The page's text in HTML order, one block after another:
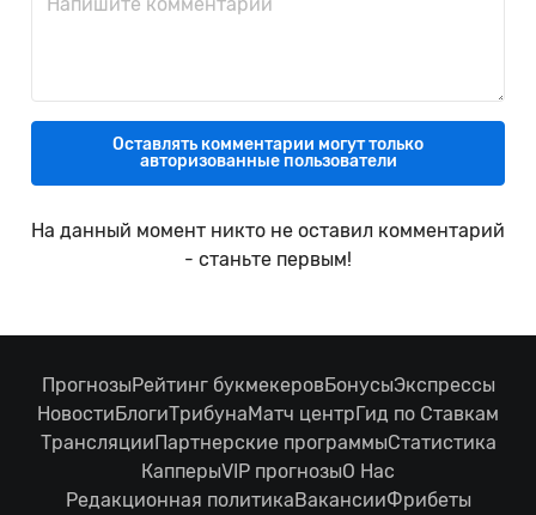
Оставлять комментарии могут только
авторизованные пользователи
На данный момент никто не оставил комментарий
- станьте первым!
ПрогнозыРейтинг букмекеровБонусыЭкспрессы
НовостиБлогиТрибунаМатч центрГид по Ставкам
ТрансляцииПартнерские программыСтатистика
КапперыVIP прогнозыО Нас
Редакционная политикаВакансииФрибеты